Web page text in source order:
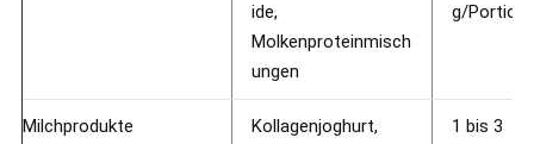
ide,
Molkenproteinmisch
ungen
g/Portion
Milchprodukte
Kollagenjoghurt,
1 bis 3